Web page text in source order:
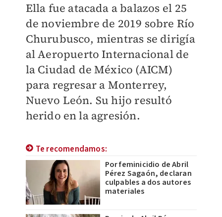
Ella fue atacada a balazos el 25
de noviembre de 2019 sobre Río
Churubusco, mientras se dirigía
al Aeropuerto Internacional de
la Ciudad de México (AICM)
para regresar a Monterrey,
Nuevo León. Su hijo resultó
herido en la agresión.
Te recomendamos:
Por feminicidio de Abril
Pérez Sagaón, declaran
culpables a dos autores
materiales